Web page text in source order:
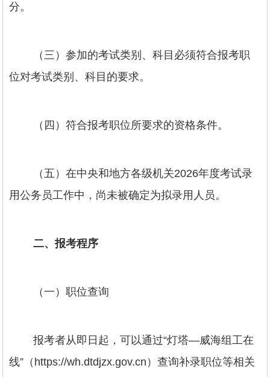
分。
（三）参加的考试类别、科目必须符合报考职
位对考试类别、科目的要求。
（四）符合报考职位所要求的资格条件。
（五）在中央和地方各级机关2026年度考试录
用公务员工作中，尚未被确定为拟录用人员。
二、报考程序
（一）职位查询
报考者从即日起，可以通过“灯塔—威海组工在
线”（https://wh.dtdjzx.gov.cn）查询补录职位等相关